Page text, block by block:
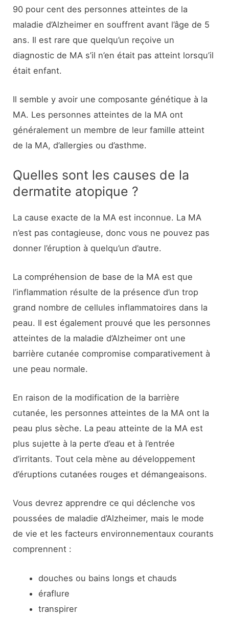
90 pour cent des personnes atteintes de la
maladie d’Alzheimer en souffrent avant l’âge de 5
ans. Il est rare que quelqu’un reçoive un
diagnostic de MA s’il n’en était pas atteint lorsqu’il
était enfant.
Il semble y avoir une composante génétique à la
MA. Les personnes atteintes de la MA ont
généralement un membre de leur famille atteint
de la MA, d’allergies ou d’asthme.
Quelles sont les causes de la
dermatite atopique ?
La cause exacte de la MA est inconnue. La MA
n’est pas contagieuse, donc vous ne pouvez pas
donner l’éruption à quelqu’un d’autre.
La compréhension de base de la MA est que
l’inflammation résulte de la présence d’un trop
grand nombre de cellules inflammatoires dans la
peau. Il est également prouvé que les personnes
atteintes de la maladie d’Alzheimer ont une
barrière cutanée compromise comparativement à
une peau normale.
En raison de la modification de la barrière
cutanée, les personnes atteintes de la MA ont la
peau plus sèche. La peau atteinte de la MA est
plus sujette à la perte d’eau et à l’entrée
d’irritants. Tout cela mène au développement
d’éruptions cutanées rouges et démangeaisons.
Vous devrez apprendre ce qui déclenche vos
poussées de maladie d’Alzheimer, mais le mode
de vie et les facteurs environnementaux courants
comprennent :
douches ou bains longs et chauds
éraflure
transpirer